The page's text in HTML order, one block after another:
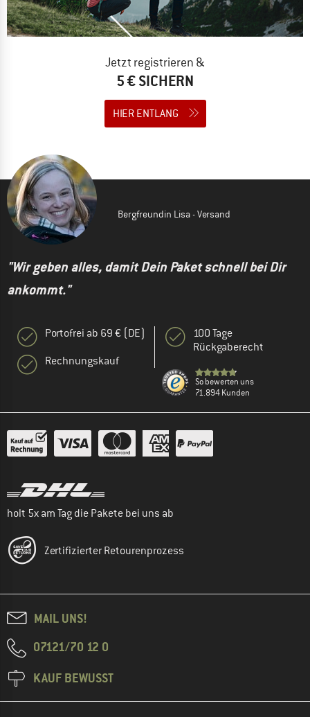
Jetzt registrieren &
5 € SICHERN
HIER ENTLANG
Bergfreundin Lisa - Versand
"Wir geben alles, damit Dein Paket schnell bei Dir
ankommt."
Portofrei ab 69 € (DE)
Rechnungskauf
100 Tage
Rückgaberecht
So bewerten uns
71.894 Kunden
holt 5x am Tag die Pakete bei uns ab
Zertifizierter Retourenprozess
MAIL UNS!
07121/70 12 0
KAUF BEWUSST